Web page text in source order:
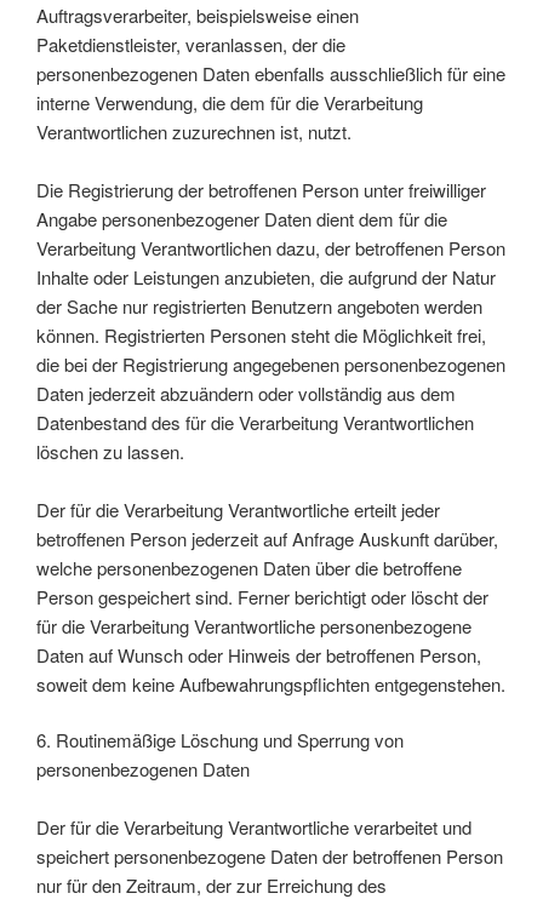
Auftragsverarbeiter, beispielsweise einen
Paketdienstleister, veranlassen, der die
personenbezogenen Daten ebenfalls ausschließlich für eine
interne Verwendung, die dem für die Verarbeitung
Verantwortlichen zuzurechnen ist, nutzt.
Die Registrierung der betroffenen Person unter freiwilliger
Angabe personenbezogener Daten dient dem für die
Verarbeitung Verantwortlichen dazu, der betroffenen Person
Inhalte oder Leistungen anzubieten, die aufgrund der Natur
der Sache nur registrierten Benutzern angeboten werden
können. Registrierten Personen steht die Möglichkeit frei,
die bei der Registrierung angegebenen personenbezogenen
Daten jederzeit abzuändern oder vollständig aus dem
Datenbestand des für die Verarbeitung Verantwortlichen
löschen zu lassen.
Der für die Verarbeitung Verantwortliche erteilt jeder
betroffenen Person jederzeit auf Anfrage Auskunft darüber,
welche personenbezogenen Daten über die betroffene
Person gespeichert sind. Ferner berichtigt oder löscht der
für die Verarbeitung Verantwortliche personenbezogene
Daten auf Wunsch oder Hinweis der betroffenen Person,
soweit dem keine Aufbewahrungspflichten entgegenstehen.
6. Routinemäßige Löschung und Sperrung von
personenbezogenen Daten
Der für die Verarbeitung Verantwortliche verarbeitet und
speichert personenbezogene Daten der betroffenen Person
nur für den Zeitraum, der zur Erreichung des